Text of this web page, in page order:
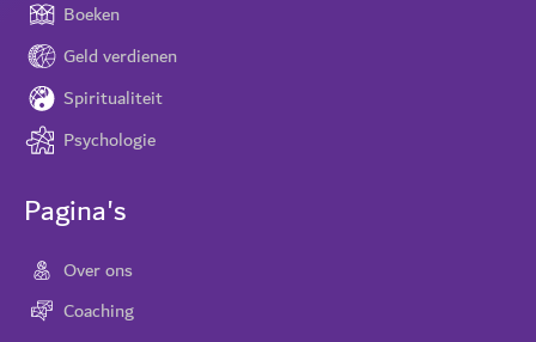
Boeken
Geld verdienen
Spiritualiteit
Psychologie
Pagina's
Over ons
Coaching